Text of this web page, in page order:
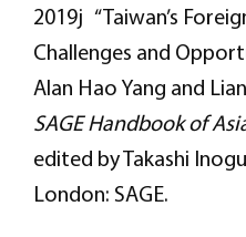
2019j “Taiwan’s
Challenges and
Alan Hao Yang and
SAGE Handbook of
edited by Takashi
London: SAGE.